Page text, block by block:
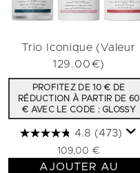
Trio Iconique (Valeur
129.00€)
PROFITEZ DE 10 € DE
RÉDUCTION À PARTIR DE 60
€ AVEC LE CODE : GLOSSY
4.8 (473)
109,00 €
AJOUTER AU